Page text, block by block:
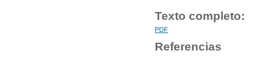
Texto completo:
PDF
Referencias